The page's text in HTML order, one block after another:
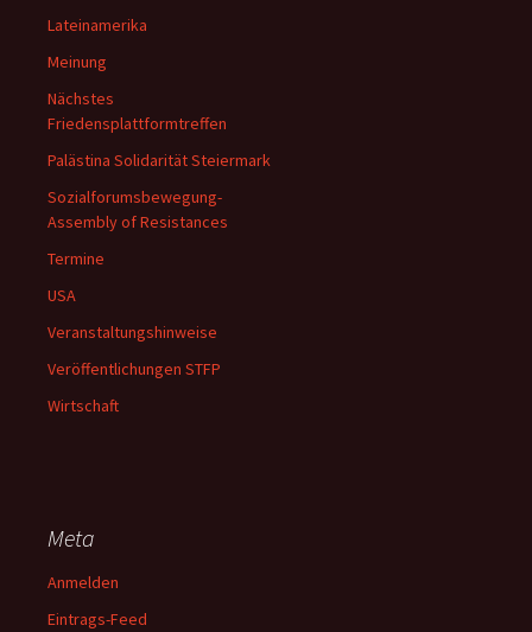
Lateinamerika
Meinung
Nächstes
Friedensplattformtreffen
Palästina Solidarität Steiermark
Sozialforumsbewegung-
Assembly of Resistances
Termine
USA
Veranstaltungshinweise
Veröffentlichungen STFP
Wirtschaft
Meta
Anmelden
Eintrags-Feed